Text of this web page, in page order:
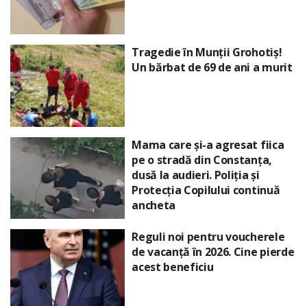
Tragedie în Munții Grohotiș!
Un bărbat de 69 de ani a murit
Mama care și-a agresat fiica
pe o stradă din Constanța,
dusă la audieri. Poliția și
Protecția Copilului continuă
ancheta
Reguli noi pentru voucherele
de vacanță în 2026. Cine pierde
acest beneficiu